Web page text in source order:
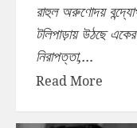
রাহুল অরুণোদয়
টলিপাড়ায় উঠছে
নিরাপত্তা,...
Read More